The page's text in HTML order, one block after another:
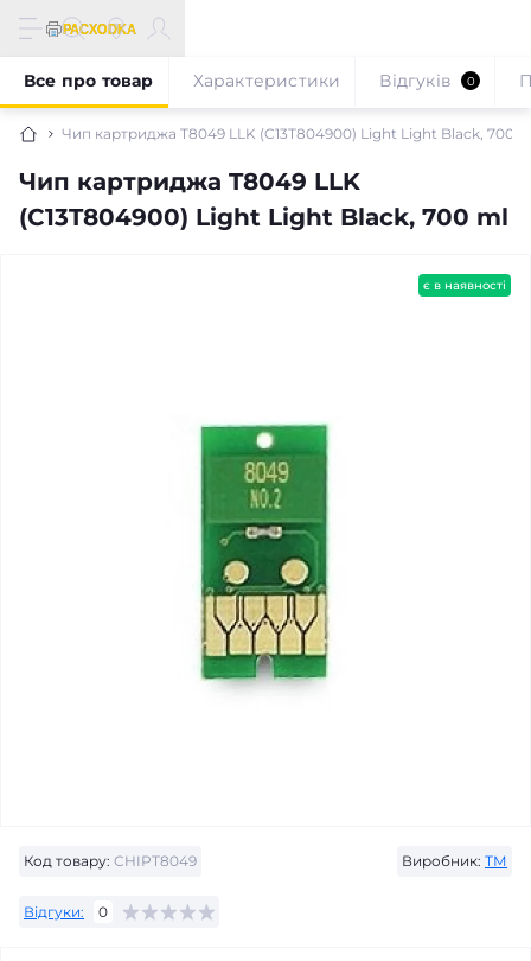
Чип картриджа T8049 LLK (C13T804900) Light Light Black, 700
Чип картриджа T8049 LLK
(C13T804900) Light Light Black, 700 ml
Все про товар Характеристики Відгуків 0
є в наявності
Код товару: CHIPT8049 Виробник: ТМ
Відгуки: 0